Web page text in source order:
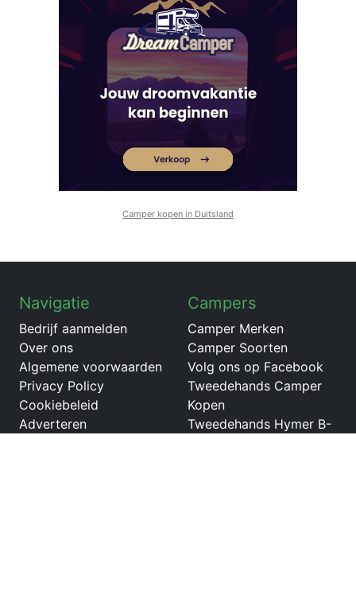
Camper kopen in Duitsland
Navigatie
Bedrijf aanmelden
Over ons
Algemene voorwaarden
Privacy Policy
Cookiebeleid
Adverteren
Campers
Camper Merken
Camper Soorten
Volg ons op Facebook
Tweedehands Camper
Kopen
Tweedehands Hymer B-